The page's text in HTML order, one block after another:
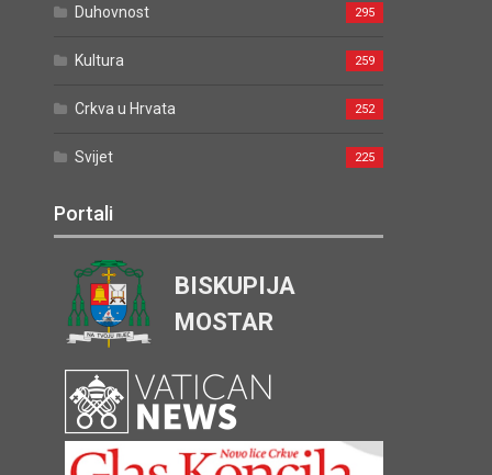
Duhovnost 295
Kultura 259
Crkva u Hrvata 252
Svijet 225
Portali
BISKUPIJA
MOSTAR